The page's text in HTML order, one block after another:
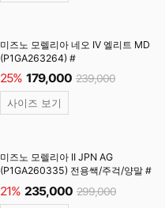
미즈노 모렐리아 네오 IV 엘리트 MD
(P1GA263264) #
25% 179,000 239,000
사이즈 보기
미즈노 모렐리아 II JPN AG
(P1GA260335) 전용쌕/주걱/양말 #
21% 235,000 299,000